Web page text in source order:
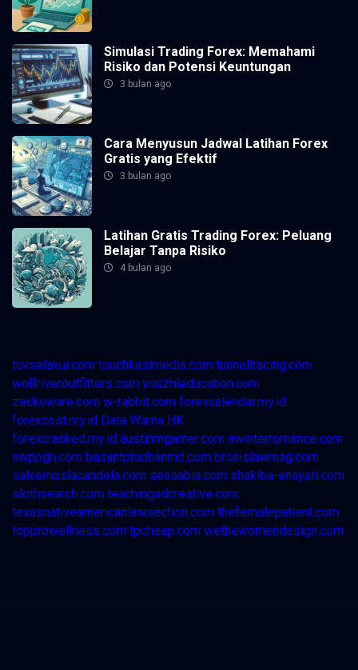
Simulasi Trading Forex: Memahami
Risiko dan Potensi Keuntungan
3 bulan ago
Cara Menyusun Jadwal Latihan Forex
Gratis yang Efektif
3 bulan ago
Latihan Gratis Trading Forex: Peluang
Belajar Tanpa Risiko
4 bulan ago
tcvselakui.com touchkasimedia.com tunnellracing.com
wolfriveroutfitters.com youzhieducation.com
zeckoware.com w-rabbit.com forexcalendar.my.id
forexcost.my.id Data Warna HK
forexcracked.my.id austinmgarner.com awinterromance.com
awppgh.com basantpradhanmd.com bronislawmag.com
salvemoslacandela.com seasabia.com shakiba-enayati.com
slothsearch.com teachingadcreative.com
texasnativeamericanlawsection.com thefemalepatient.com
topprowellness.com tpcheap.com wethewomendesign.com